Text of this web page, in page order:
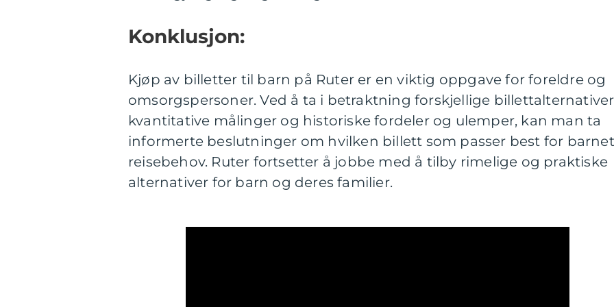
Konklusjon:
Kjøp av billetter til barn på Ruter er en viktig oppgave for foreldre og
omsorgspersoner. Ved å ta i betraktning forskjellige
kvantitative målinger og historiske fordeler og ulemper, kan man ta
informerte beslutninger om hvilken billett som passer best for
reisebehov. Ruter fortsetter å jobbe med å tilby rimelige og praktiske
alternativer for barn og deres familier.